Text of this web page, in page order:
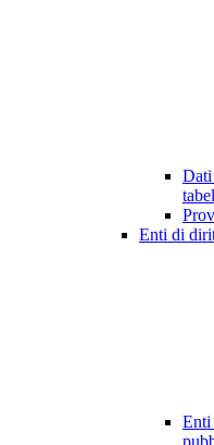
Dati
Enti di
Enti